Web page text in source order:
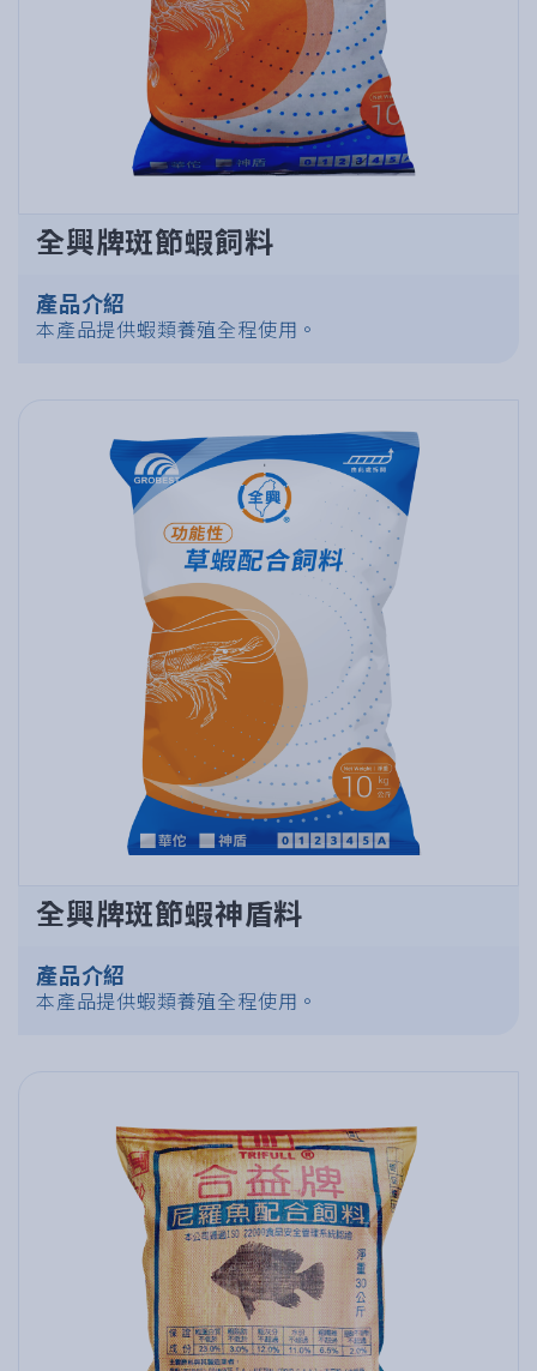
全興牌斑節蝦飼料
產品介紹
本產品提供蝦類養殖全程使用。
全興牌斑節蝦神盾料
產品介紹
本產品提供蝦類養殖全程使用。